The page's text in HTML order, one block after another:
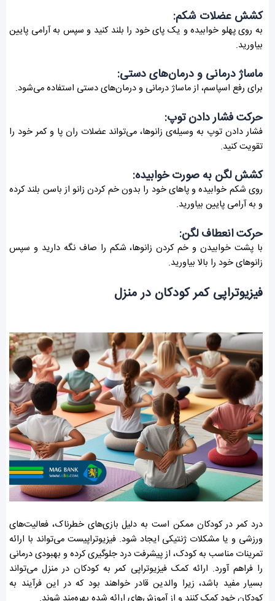
کشش عضلات شکم:
به روی پهلو خوابیده و یک پای خود را بلند کنید و سپس به آرامی پایین
بیاورید.
ماساژ درمانی و درمان‌های دستی:
برای رفع اسپاسم، از ماساژ درمانی و درمان‌های دستی استفاده می‌شود.
حرکت فشار دادن توپ:
فشار دادن توپ به وسیله‌ی زانوها، می‌تواند عضلات ران پا و کمر خود را
تقویت کنید.
کشش لگن به صورت خوابیده:
روی شکم خوابیده و پاهای خود را بدون خم کردن زانو از باسن بلند کرده
و به آرامی پایین بیاورید.
حرکت انعطاف لگن:
با پشت خوابیدن و خم کردن زانوها، شکم را صاف نگه دارید و سپس
زانوهای خود را بالا بیاورید.
فیزیوتراپی کمر کودکان در منزل
درد کمر در کودکان ممکن است به دلیل بازی‌های خطرناک، فعالیت‌های
ورزشی و یا مشکلات ژنتیکی ایجاد شود. فیزیوتراپیست می‌تواند با ارائه
تمرینات مناسب به کودک، از پیشرفت درد جلوگیری کرده و بهبودی درمانی
را فراهم آورد. ارائه کمک فیزیوتراپی کمر به کودکان در منزل می‌تواند
بسیار مفید باشد، زیرا والدین قادر خواهند بود که در این فرآیند به